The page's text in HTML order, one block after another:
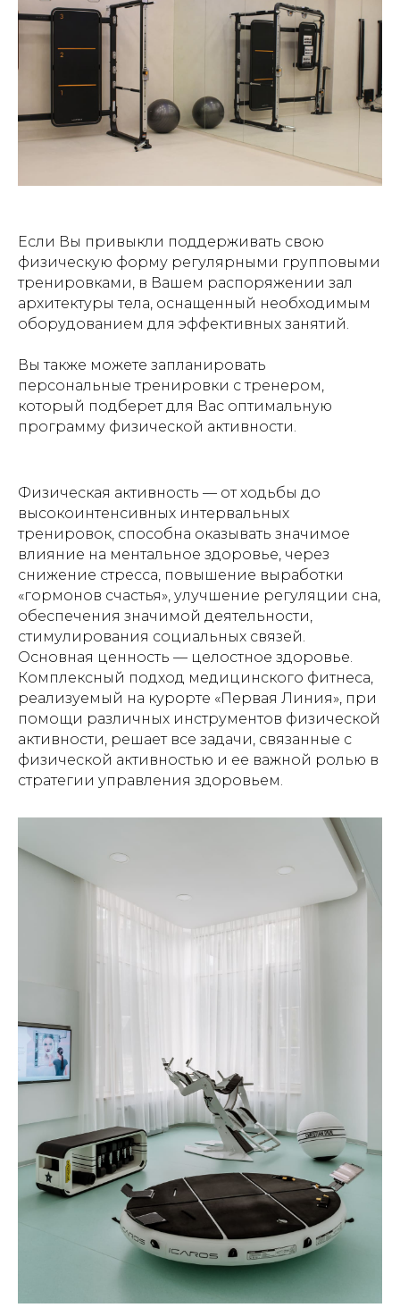
Если Вы привыкли поддерживать свою
физическую форму регулярными групповыми
тренировками, в Вашем распоряжении зал
архитектуры тела, оснащенный необходимым
оборудованием для эффективных занятий.
Вы также можете запланировать
персональные тренировки с тренером,
который подберет для Вас оптимальную
программу физической активности.
Физическая активность — от ходьбы до
высокоинтенсивных интервальных
тренировок, способна оказывать значимое
влияние на ментальное здоровье, через
снижение стресса, повышение выработки
«гормонов счастья», улучшение регуляции сна,
обеспечения значимой деятельности,
стимулирования социальных связей.
Основная ценность — целостное здоровье.
Комплексный подход медицинского фитнеса,
реализуемый на курорте «Первая Линия», при
помощи различных инструментов физической
активности, решает все задачи, связанные с
физической активностью и ее важной ролью в
стратегии управления здоровьем.